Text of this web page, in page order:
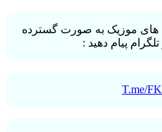
های موزیک به صورت گسترده
پیام دهید :
T.me/